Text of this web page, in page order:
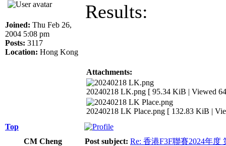
Joined: Thu Feb 26,
2004 5:08 pm
Posts: 3117
Location: Hong Kong
Results:
Attachments:
20240218 LK.png [ 95.34 KiB | Viewed
20240218 LK Place.png [ 132.83 KiB |
Top
CM Cheng
Post subject: Re: 香港F3F聯賽2024年度